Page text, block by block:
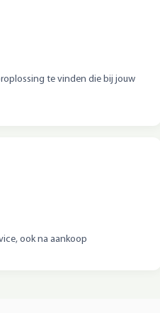
te vinden die bij jouw
ook na aankoop